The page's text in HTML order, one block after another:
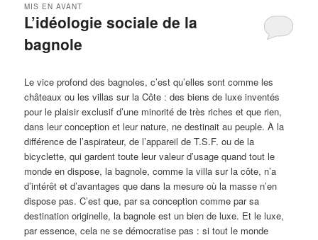
L’idéologie sociale de la
bagnole
MIS EN AVANT
Le vice profond des bagnoles, c’est qu’elles sont comme les
châteaux ou les villas sur la Côte : des biens de luxe inventés
pour le plaisir exclusif d’une minorité de très riches et que rien,
dans leur conception et leur nature, ne destinait au peuple. À la
différence de l’aspirateur, de l’appareil de T.S.F. ou de la
bicyclette, qui gardent toute leur valeur d’usage quand tout le
monde en dispose, la bagnole, comme la villa sur la côte, n’a
d’intérêt et d’avantages que dans la mesure où la masse n’en
dispose pas. C’est que, par sa conception comme par sa
destination originelle, la bagnole est un bien de luxe. Et le luxe,
par essence, cela ne se démocratise pas : si tout le monde